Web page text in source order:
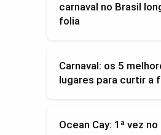
carnaval no Brasil
folia
Carnaval: os 5
lugares para curtir a
Ocean Cay: 1ª vez